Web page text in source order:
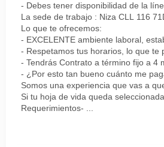
- Debes tener disponibilidad de la
La sede de trabajo : Niza CLL 116
Lo que te ofrecemos:
- EXCELENTE ambiente laboral,
- Respetamos tus horarios, lo que
- Tendrás Contrato a término fijo a 4
- ¿Por esto tan bueno cuánto me
Somos una experiencia que vas a
Si tu hoja de vida queda
Requerimientos- ...